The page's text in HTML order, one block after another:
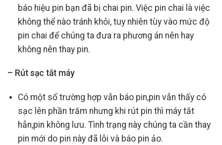
báo hiệu pin bạn đã bị chai pin. Việc pin chai là việc
không thể nào tránh khỏi, tuy nhiên tùy vào mức độ
pin chai để chúng ta đưa ra phương án nên hay
không nên thay pin.
– Rút sạc tắt máy
Có một số trường hợp vẫn báo pin,pin vẫn thấy có
sạc lên phần trăm nhưng khi rút pin thì máy tắt
hẳn,pin không lưu. Tình trạng này chúng ta cần thay
pin mới do pin này đã lỗi và báo pin ảo.